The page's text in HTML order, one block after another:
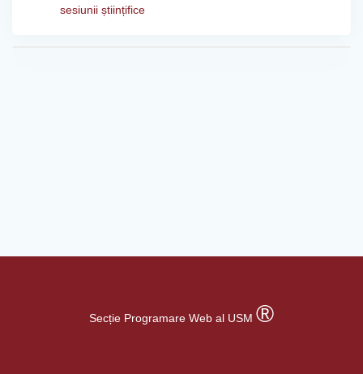
sesiunii științifice
Secție Programare Web al USM ®